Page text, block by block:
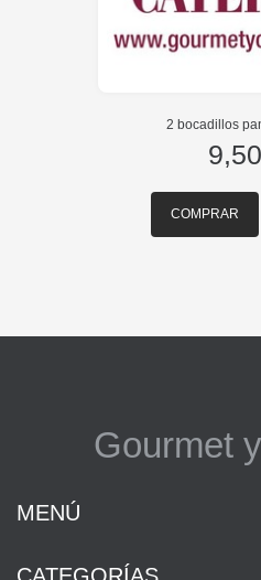
2 bocadillos
COMPRAR
Gourmet
MENÚ